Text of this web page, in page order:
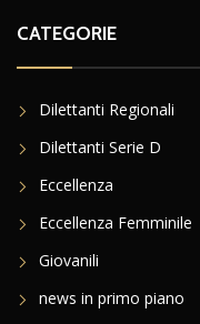
CATEGORIE
Dilettanti Regionali
Dilettanti Serie D
Eccellenza
Eccellenza Femminile
Giovanili
news in primo piano